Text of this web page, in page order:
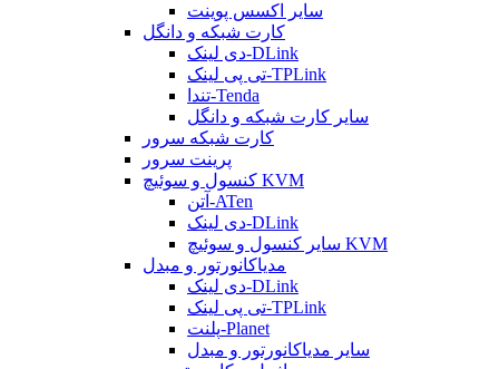
سایر اکسس پوینت
کارت شبکه و دانگل
دی لینک-DLink
تی پی لینک-TPLink
تندا-Tenda
سایر کارت شبکه و دانگل
کارت شبکه سرور
پرینت سرور
کنسول و سوئیچ KVM
آتن-ATen
دی لینک-DLink
سایر کنسول و سوئیچ KVM
مدیاکانورتور و مبدل
دی لینک-DLink
تی پی لینک-TPLink
پلنت-Planet
سایر مدیاکانورتور و مبدل